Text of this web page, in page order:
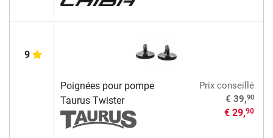
9
Poignées pour pompe
Taurus Twister
Prix conseillé
€ 39,90
€ 29,90